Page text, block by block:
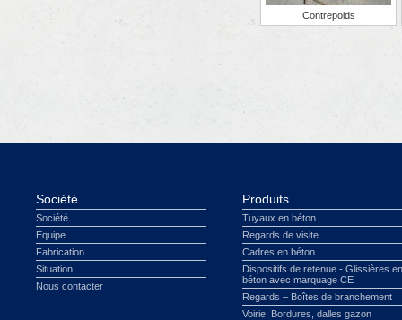
Contrepoids
Société
Société
Équipe
Fabrication
Situation
Nous contacter
Produits
Tuyaux en béton
Regards de visite
Cadres en béton
Dispositifs de retenue - Glissières en
béton avec marquage CE
Regards – Boîtes de branchement
Voirie: Bordures, dalles gazon